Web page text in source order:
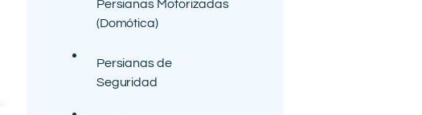
Persianas Motorizadas
(Domótica)
Persianas de
Seguridad